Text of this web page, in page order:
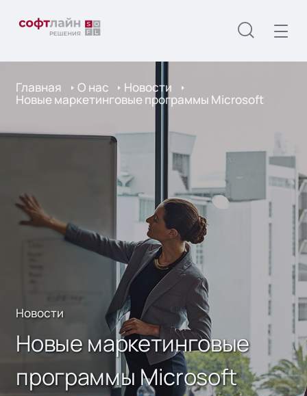
Главная О нас Новости
Новые маркетинговые программы Microsoft
Новости
Новые маркетинговые
программы Microsoft